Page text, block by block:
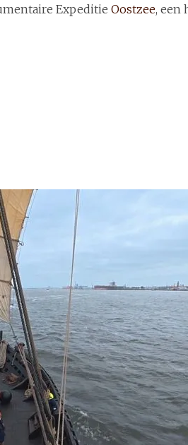
Expeditie Oostzee, een